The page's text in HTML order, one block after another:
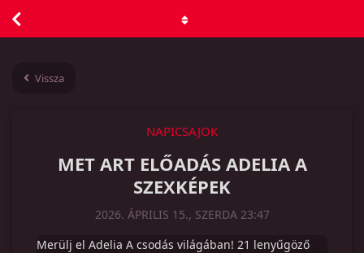
Vissza
NAPICSAJOK
MET ART ELŐADÁS ADELIA A
SZEXKÉPEK
2026. ÁPRILIS 15., SZERDA 23:47
Merülj el Adelia A csodás világában! 21 lenyűgöző